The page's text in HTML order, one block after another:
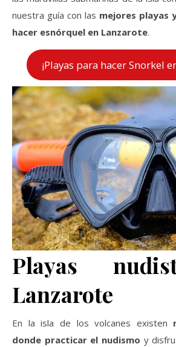
nuestra guía con las mejores playas
hacer esnórquel en Lanzarote.
¡Playas para hacer Snorkel
Playas
Lanzarote
En la isla de los volcanes existen
donde practicar el nudismo y